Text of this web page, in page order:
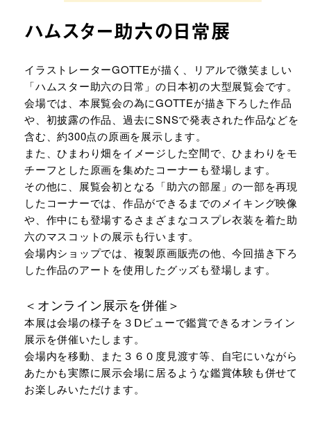
ハムスター助六の日常展
URLをコピーする
イラストレーターGOTTEが描く、リアルで微笑ましい
「ハムスター助六の日常」の日本初の大型展覧会です。
会場では、本展覧会の為にGOTTEが描き下ろした作品
や、初披露の作品、過去にSNSで発表された作品などを
含む、約300点の原画を展示します。
また、ひまわり畑をイメージした空間で、ひまわりをモ
チーフとした原画を集めたコーナーも登場します。
その他に、展覧会初となる「助六の部屋」の一部を再現
したコーナーでは、作品ができるまでのメイキング映像
や、作中にも登場するさまざまなコスプレ衣装を着た助
六のマスコットの展示も行います。
会場内ショップでは、複製原画販売の他、今回描き下ろ
した作品のアートを使用したグッズも登場します。
＜オンライン展示を併催＞
本展は会場の様子を３Ⅾビューで鑑賞できるオンライン
展示を併催いたします。
会場内を移動、また３６０度見渡す等、自宅にいながら
あたかも実際に展示会場に居るような鑑賞体験も併せて
お楽しみいただけます。